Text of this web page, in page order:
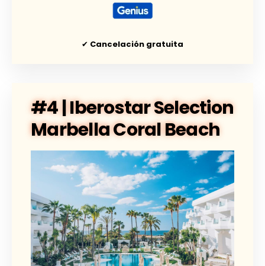
✔ Cancelación gratuita
#4 | Iberostar Selection
Marbella Coral Beach